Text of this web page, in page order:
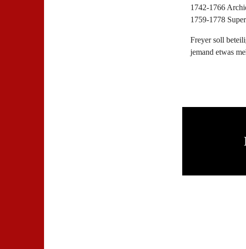
1742-1766
1759-1778
Freyer soll
jemand etwas